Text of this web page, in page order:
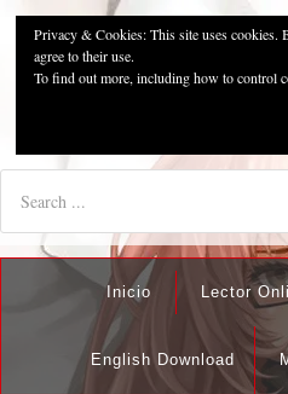
"I'm the best there is at what I
Inicio Lector
English Download
Privacy & Cookies: This site uses cookies.
agree to their use.
To find out more, including how to control